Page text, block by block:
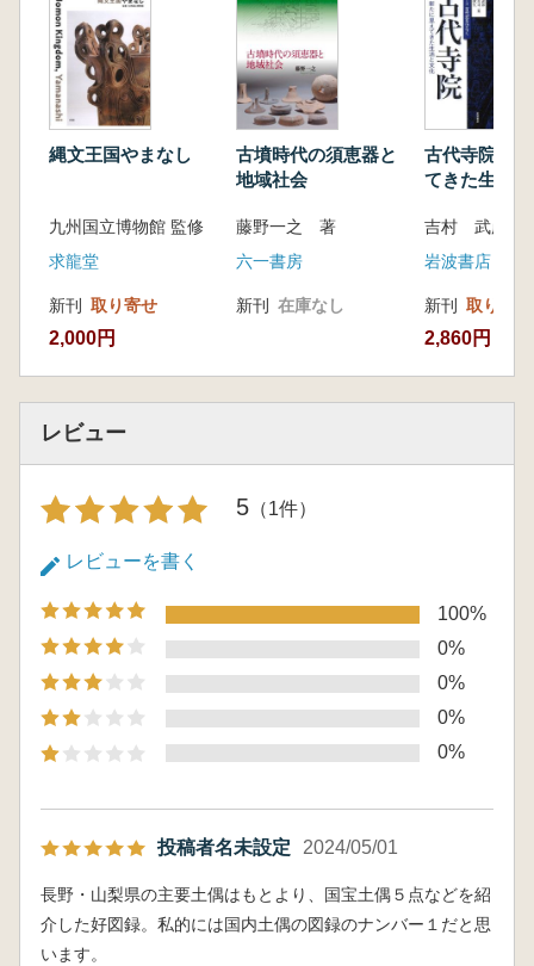
縄文王国やまなし
九州国立博物館 監修
求龍堂
新刊 取り寄せ
2,000円
古墳時代の須恵器と
地域社会
藤野一之 著
六一書房
新刊 在庫なし
古代寺院 新たに見え
てきた生活
吉村 武彦 編
岩波書店
新刊 取り寄せ
2,860円
レビュー
5 （1件）
レビューを書く
100%
0%
0%
0%
0%
投稿者名未設定 2024/05/01
長野・山梨県の主要土偶はもとより、国宝土偶５点などを紹
介した好図録。私的には国内土偶の図録のナンバー１だと思
います。